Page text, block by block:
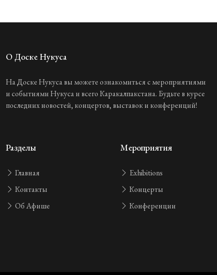
О Доске Нукуса
На Доске Нукуса вы можете ознакомиться с мероприятиями
и событиями Нукуса и всего Каракалпакстана. Будьте в курсе
последних новостей, концертов, выставок и конференций!
Разделы
Главная
Контакты
Об Афише
Мероприятия
Exhibitions
Концерты
Конференции